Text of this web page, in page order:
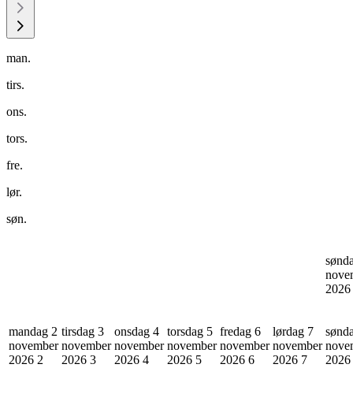
man.
tirs.
ons.
tors.
fre.
lør.
søn.
2026
mandag 2
november
2026 2
tirsdag 3
november
2026 3
onsdag 4
november
2026 4
torsdag 5
november
2026 5
fredag 6
november
2026 6
lørdag 7
november
2026 7
2026